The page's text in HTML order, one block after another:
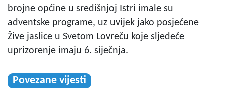
brojne općine u središnjoj Istri imale su
adventske programe, uz uvijek jako posjećene
Žive jaslice u Svetom Lovreču koje sljedeće
uprizorenje imaju 6. siječnja.
Povezane vijesti